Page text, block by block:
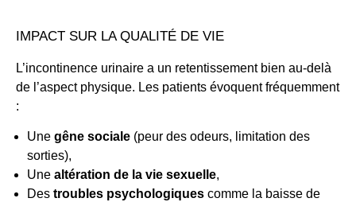
IMPACT SUR LA QUALITÉ DE VIE
L’incontinence urinaire a un retentissement bien au-delà
de l’aspect physique. Les patients évoquent fréquemment
:
Une gêne sociale(peur des odeurs, limitation des
sorties),
Une altération de la vie sexuelle,
Des troubles psychologiquescomme la baisse de